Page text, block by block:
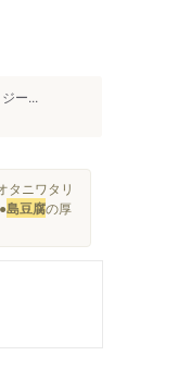
ー...
ニワタリ
島豆腐の厚